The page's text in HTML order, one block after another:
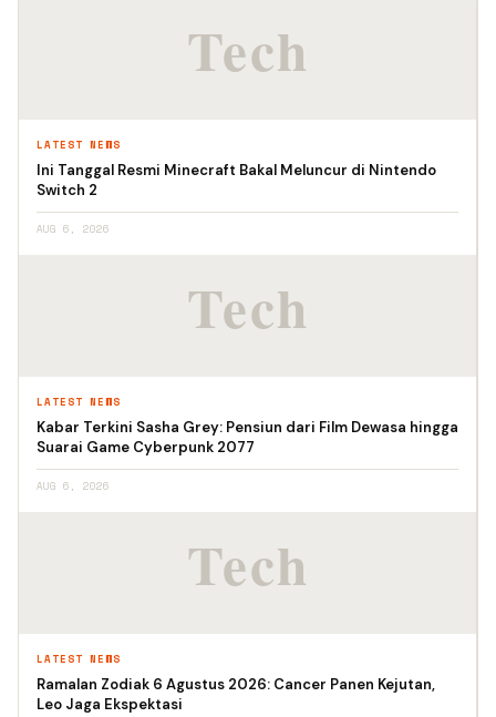
LATEST NEWS
Ini Tanggal Resmi Minecraft Bakal Meluncur di Nintendo
Switch 2
AUG 6, 2026
LATEST NEWS
Kabar Terkini Sasha Grey: Pensiun dari Film Dewasa hingga
Suarai Game Cyberpunk 2077
AUG 6, 2026
LATEST NEWS
Ramalan Zodiak 6 Agustus 2026: Cancer Panen Kejutan,
Leo Jaga Ekspektasi